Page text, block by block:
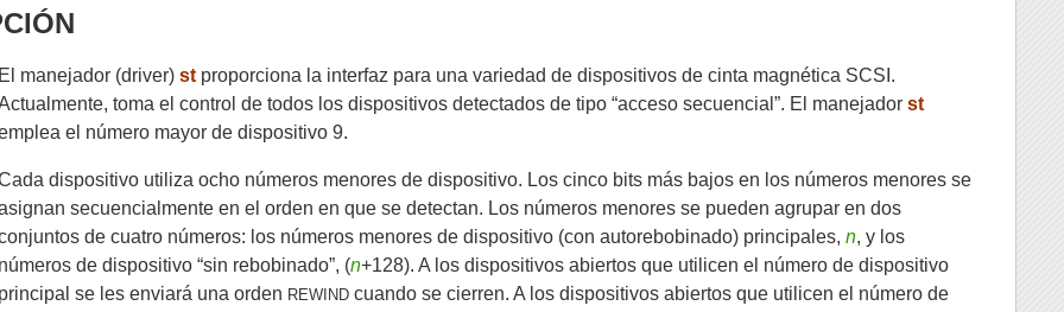
El manejador (driver)st proporciona la interfaz para una variedad de dispositivos de cinta magnética SCSI.
toma el control de todos los dispositivos detectados de tipo “acceso secuencial”. El manejadorst
el número mayor de dispositivo 9.
dispositivo utiliza ocho números menores de dispositivo. Los cinco bits más bajos en los números menores se
secuencialmente en el orden en que se detectan. Los números menores se pueden agrupar en dos
de cuatro números: los números menores de dispositivo (con autorebobinado) principales,n, y los
números de dispositivo “sin rebobinado”, (n+128). A los dispositivos abiertos que utilicen el número de dispositivo
principal se les enviará una orden REWIND cuando se cierren. A los dispositivos abiertos que utilicen el número de